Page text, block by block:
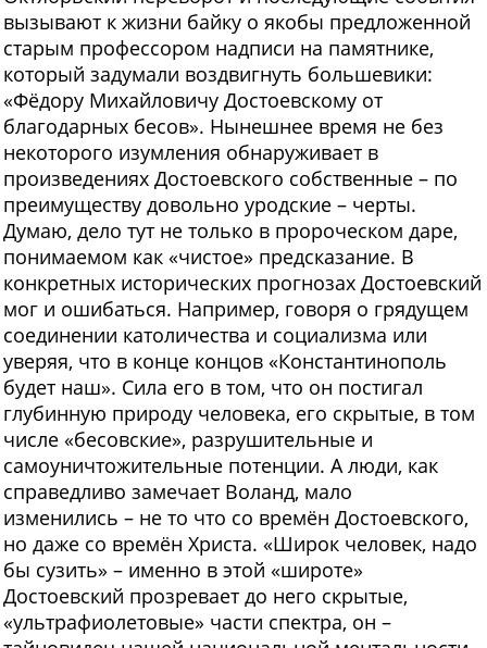
вызывают к жизни байку о якобы предложенной
старым профессором надписи на памятнике,
который задумали воздвигнуть большевики:
«Фёдору Михайловичу Достоевскому от
благодарных бесов». Нынешнее время не без
некоторого изумления обнаруживает в
произведениях Достоевского собственные – по
преимуществу довольно уродские – черты.
Думаю, дело тут не только в пророческом даре,
понимаемом как «чистое» предсказание. В
конкретных исторических прогнозах Достоевский
мог и ошибаться. Например, говоря о грядущем
соединении католичества и социализма или
уверяя, что в конце концов «Константинополь
будет наш». Сила его в том, что он постигал
глубинную природу человека, его скрытые, в том
числе «бесовские», разрушительные и
самоуничтожительные потенции. А люди, как
справедливо замечает Воланд, мало
изменились – не то что со времён Достоевского,
но даже со времён Христа. «Широк человек, надо
бы сузить» – именно в этой «широте»
Достоевский прозревает до него скрытые,
«ультрафиолетовые» части спектра, он –